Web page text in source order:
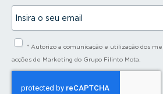
s
* Autorizo a comunicação e utilização dos
acções de Marketing do Grupo Filinto Mota.